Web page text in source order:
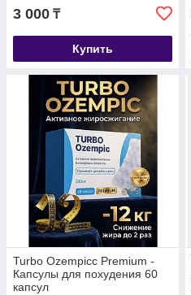
3 000 ₸
Купить
Turbo Ozempicс Premium -
Капсулы для похудения 60
капсул